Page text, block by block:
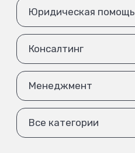
Юридическая помощь
Консалтинг
Менеджмент
Все категории